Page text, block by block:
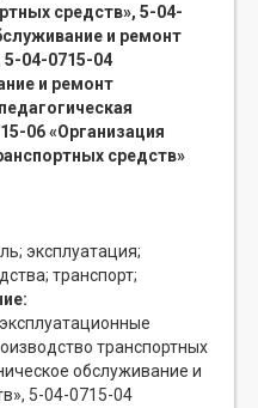
средств», 5-04-
и ремонт
5-04-0715-04
и ремонт
06 «Организация
средств»
эксплуатация;
транспорт;
транспортных
обслуживание и
5-04-0715-04